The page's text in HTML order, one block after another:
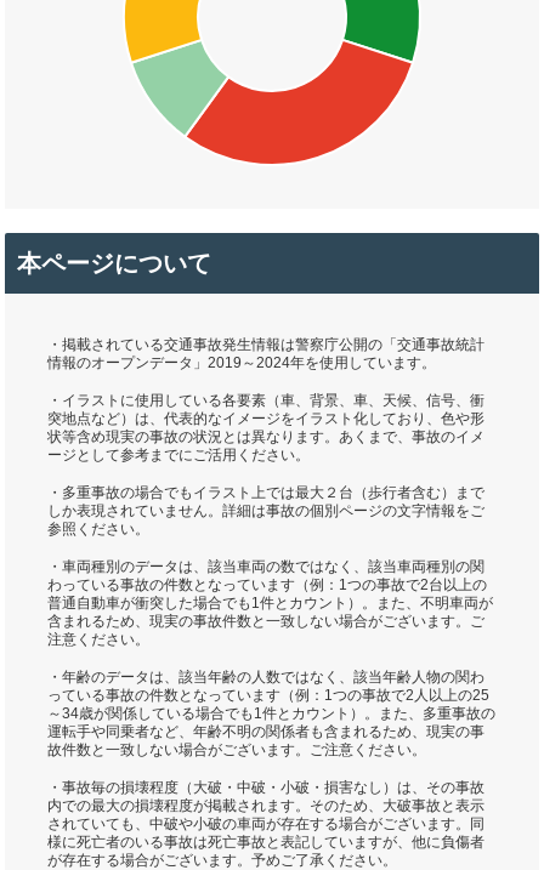
本ページについて
・掲載されている交通事故発生情報は警察庁公開の「交通事故統計
情報のオープンデータ」2019～2024年を使用しています。
・イラストに使用している各要素（車、背景、車、天候、信号、衝
突地点など）は、代表的なイメージをイラスト化しており、色や形
状等含め現実の事故の状況とは異なります。あくまで、事故のイメ
ージとして参考までにご活用ください。
・多重事故の場合でもイラスト上では最大２台（歩行者含む）まで
しか表現されていません。詳細は事故の個別ページの文字情報をご
参照ください。
・車両種別のデータは、該当車両の数ではなく、該当車両種別の関
わっている事故の件数となっています（例：1つの事故で2台以上の
普通自動車が衝突した場合でも1件とカウント）。また、不明車両が
含まれるため、現実の事故件数と一致しない場合がございます。ご
注意ください。
・年齢のデータは、該当年齢の人数ではなく、該当年齢人物の関わ
っている事故の件数となっています（例：1つの事故で2人以上の25
～34歳が関係している場合でも1件とカウント）。また、多重事故の
運転手や同乗者など、年齢不明の関係者も含まれるため、現実の事
故件数と一致しない場合がございます。ご注意ください。
・事故毎の損壊程度（大破・中破・小破・損害なし）は、その事故
内での最大の損壊程度が掲載されます。そのため、大破事故と表示
されていても、中破や小破の車両が存在する場合がございます。同
様に死亡者のいる事故は死亡事故と表記していますが、他に負傷者
が存在する場合がございます。予めご了承ください。